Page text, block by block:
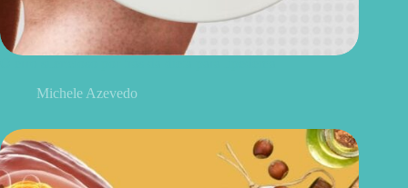
Michele Azevedo